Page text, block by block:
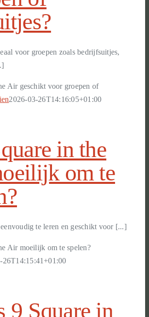
voor groepen zoals bedrijfsuitjes,
Air geschikt voor groepen of
2026-03-26T14:16:05+01:00
in the
om te
te leren en geschikt voor [...]
Air moeilijk om te spelen?
26T14:15:41+01:00
9 Square in